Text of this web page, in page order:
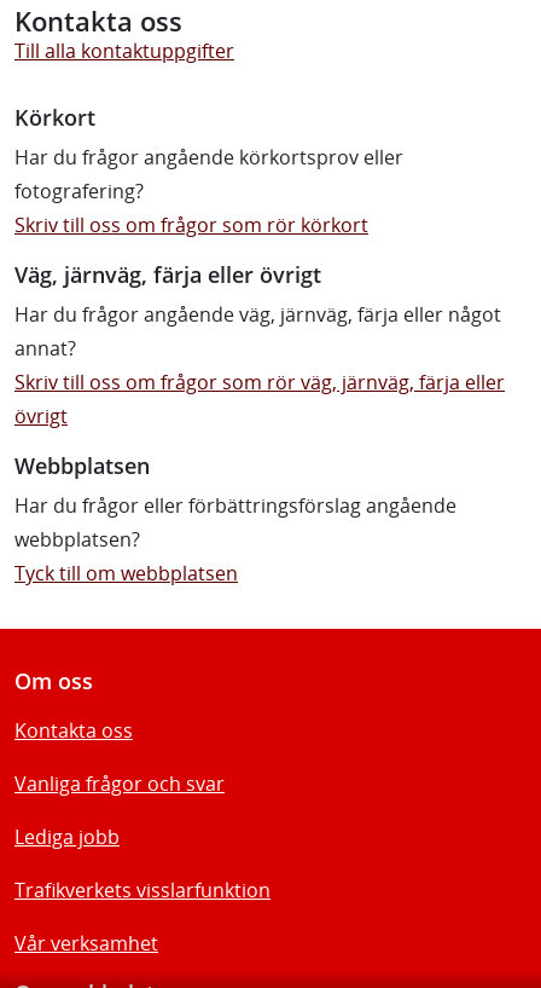
Kontakta oss
Till alla kontaktuppgifter
Körkort
Har du frågor angående körkortsprov eller
fotografering?
Skriv till oss om frågor som rör körkort
Väg, järnväg, färja eller övrigt
Har du frågor angående väg, järnväg, färja eller något
annat?
Skriv till oss om frågor som rör väg, järnväg, färja eller
övrigt
Webbplatsen
Har du frågor eller förbättringsförslag angående
webbplatsen?
Tyck till om webbplatsen
Om oss
Kontakta oss
Vanliga frågor och svar
Lediga jobb
Trafikverkets visslarfunktion
Vår verksamhet